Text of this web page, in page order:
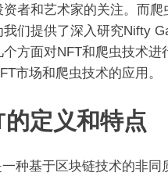
资者和艺术家的关注。而
我们提供了深入研究Nifty
个方面对NFT和爬虫技术
市场和爬虫技术的应用。
的定义和特点
种基于区块链技术的非